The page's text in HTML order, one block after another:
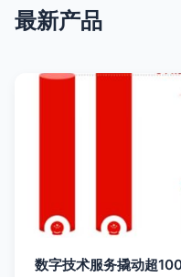
最新产品
数字技术服务撬动超